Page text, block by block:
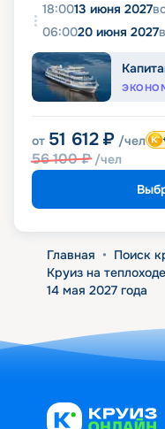
18:0013 июня 2027вс
06:0020 июня 2027
от 51 612 ₽ /чел
56 100₽ /чел
Главная • Поиск
Круиз на
14 мая 2027 года